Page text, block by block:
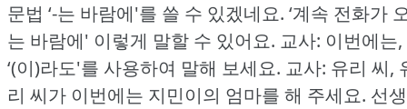
문법 ‘-는 바람에'를 쓸 수 있겠네요. ‘계속 전화가
는 바람에' 이렇게 말할 수 있어요. 교사: 이번에는,
‘(이)라도'를 사용하여 말해 보세요. 교사: 유리 씨,
리 씨가 이번에는 지민이의 엄마를 해 주세요. 선생